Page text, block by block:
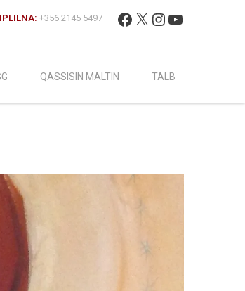
Facebook
X Instagram
YouTube
+356 2145 5497
QASSISIN MALTIN TALB